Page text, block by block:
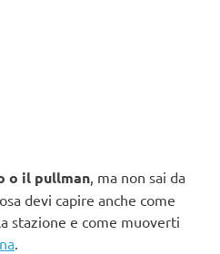
o il pullman, ma non sai da
devi capire anche come
stazione e come muoverti
.